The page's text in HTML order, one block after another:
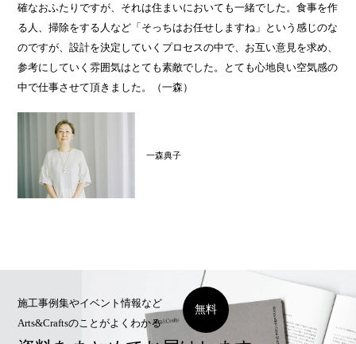
確なおふたりですが、それは住まいにおいても一緒でした。食事を作
る人、掃除をする人など「そっちはお任せしますね」という感じのな
のですが、設計を決定していくプロセスの中で、お互い意見を求め、
参考にしていく雰囲気はとても素敵でした。とても心地良い空気感の
中で仕事させて頂きました。（一森）
一森典子
無料
施工事例集やイベント情報など
Arts&Craftsのことがよくわかる